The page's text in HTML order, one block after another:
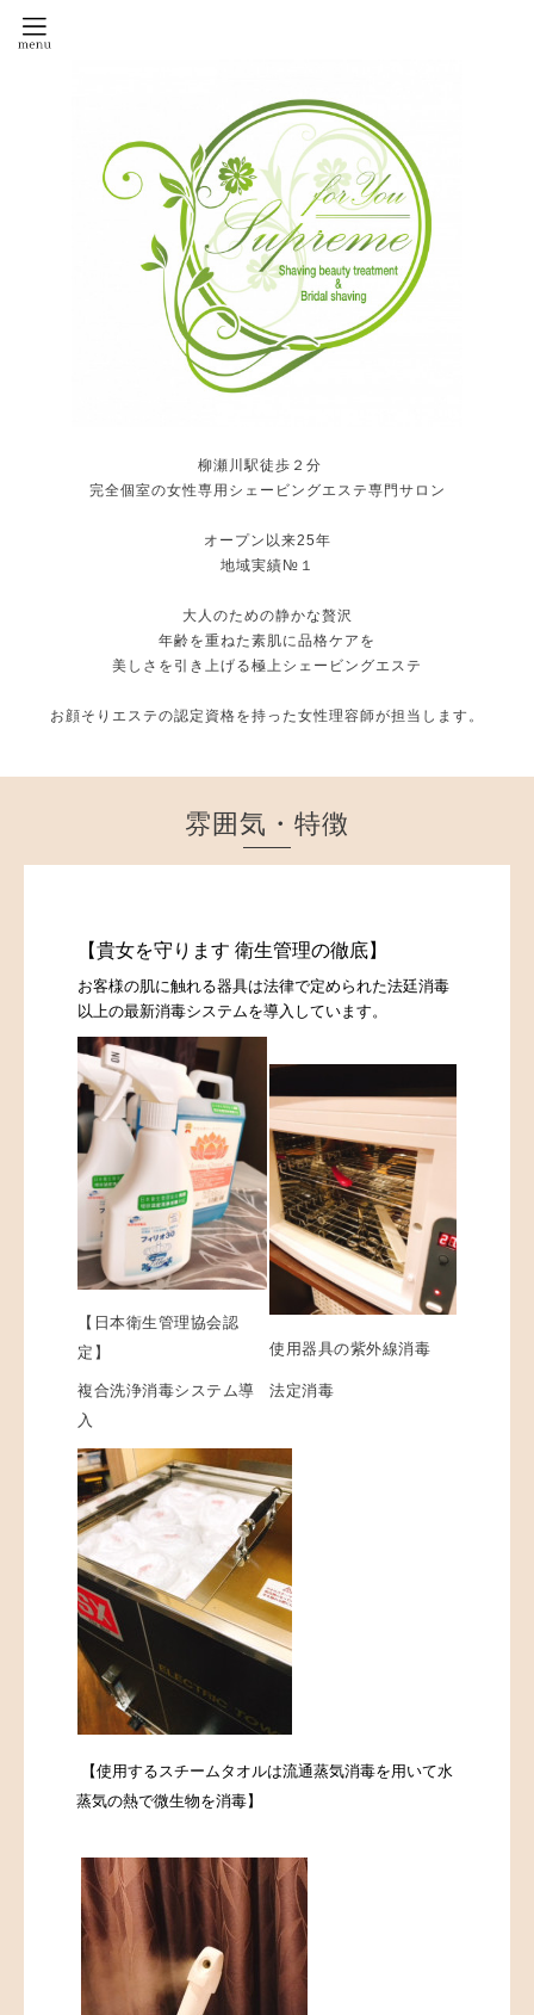
柳瀬川駅徒歩２分
完全個室の女性専用シェービングエステ専門サロン
オープン以来25年
地域実績№１
大人のための静かな贅沢
年齢を重ねた素肌に品格ケアを
美しさを引き上げる極上シェービングエステ
お顔そりエステの認定資格を持った女性理容師が担当します。
雰囲気・特徴
【貴女を守ります 衛生管理の徹底】
お客様の肌に触れる器具は法律で定められた法廷消毒
以上の最新消毒システムを導入しています。
【日本衛生管理協会認
定】
複合洗浄消毒システム導
入
使用器具の紫外線消毒
法定消毒
【使用するスチームタオルは流通蒸気消毒を用いて水
蒸気の熱で微生物を消毒】